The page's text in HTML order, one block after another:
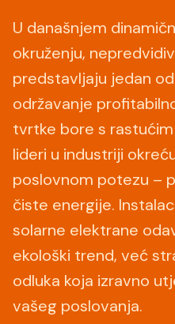
Hrvatski
RS Srpski
MK Македонски
U današnjem
okruženju,
predstavljaju jedan
održavanje
tvrtke bore s
lideri u industriji
poslovnom potezu –
čiste energije.
solarne elektrane
ekološki trend, već
odluka koja izravno
vašeg poslovanja.